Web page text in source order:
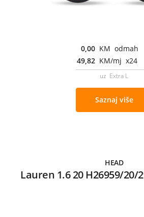
0,00 KM odmah
49,82 KM/mj x24
uz Extra L
Saznaj više
HEAD
Lauren 1.6 20 H26959/